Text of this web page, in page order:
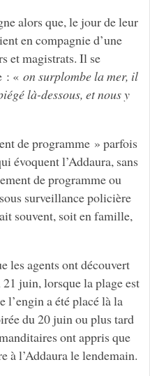
alors que, le jour de leur
en compagnie d’une
et magistrats. Il se
: « on surplombe la mer, il
là-dessous, et nous y
de programme » parfois
évoquent l’Addaura, sans
de programme ou
surveillance policière
souvent, soit en famille,
les agents ont découvert
juin, lorsque la plage est
l’engin a été placé là la
du 20 juin ou plus tard
ont appris que
à l’Addaura le lendemain.